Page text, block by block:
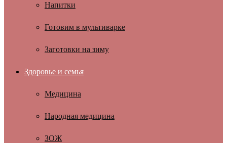
Напитки
Готовим в мультиварке
Заготовки на зиму
Здоровье и семья
Медицина
Народная медицина
ЗОЖ